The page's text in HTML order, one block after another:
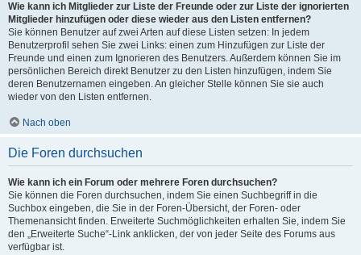
Wie kann ich Mitglieder zur Liste der Freunde oder zur Liste der ignorierten
Mitglieder hinzufügen oder diese wieder aus den Listen entfernen?
Sie können Benutzer auf zwei Arten auf diese Listen setzen: In jedem
Benutzerprofil sehen Sie zwei Links: einen zum Hinzufügen zur Liste der
Freunde und einen zum Ignorieren des Benutzers. Außerdem können Sie im
persönlichen Bereich direkt Benutzer zu den Listen hinzufügen, indem Sie
deren Benutzernamen eingeben. An gleicher Stelle können Sie sie auch
wieder von den Listen entfernen.
Nach oben
Die Foren durchsuchen
Wie kann ich ein Forum oder mehrere Foren durchsuchen?
Sie können die Foren durchsuchen, indem Sie einen Suchbegriff in die
Suchbox eingeben, die Sie in der Foren-Übersicht, der Foren- oder
Themenansicht finden. Erweiterte Suchmöglichkeiten erhalten Sie, indem Sie
den „Erweiterte Suche“-Link anklicken, der von jeder Seite des Forums aus
verfügbar ist.